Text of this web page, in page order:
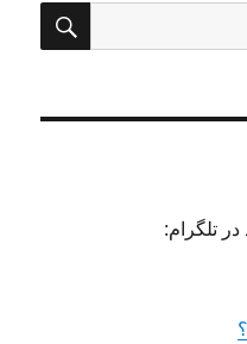
تلگرام: